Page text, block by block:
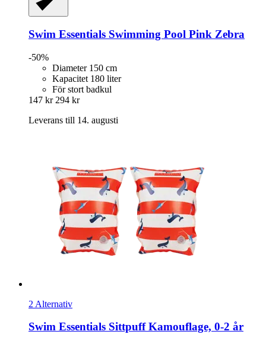
Swim Essentials Swimming Pool Pink Zebra
-50%
Diameter 150 cm
Kapacitet 180 liter
För stort badkul
147 kr 294 kr
Leverans till 14. augusti
2 Alternativ
Swim Essentials Sittpuff Kamouflage, 0-​2 år